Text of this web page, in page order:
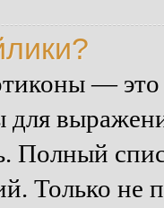
— это
для
Полный
Только не